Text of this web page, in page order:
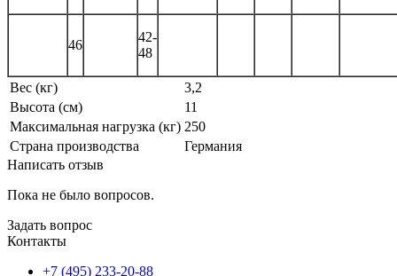
46
42-
48
Вес (кг)
3,2
Высота (см)
11
Максимальная нагрузка (кг) 250
Страна производства
Германия
Написать отзыв
Пока не было вопросов.
Задать вопрос
Контакты
+7 (495) 233-20-88